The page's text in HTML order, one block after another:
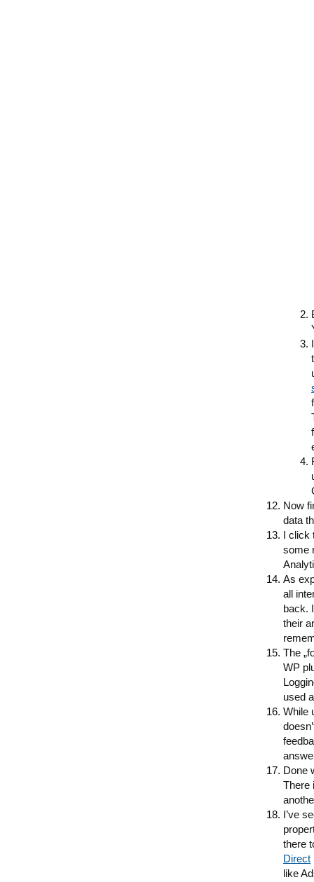
Now
data
I
some
As
all
back.
their
The
WP
used
While
Done
There
I’ve
there
Direct
like